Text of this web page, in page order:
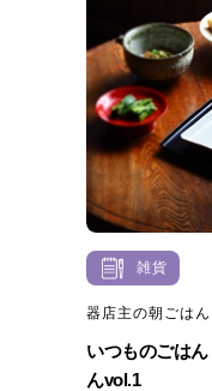
雑貨
器店主の朝ごはん
いつものごは
んvol.1